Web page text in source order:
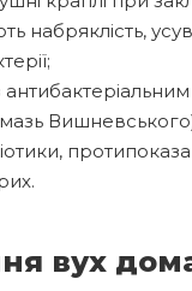
набряклість,
вух